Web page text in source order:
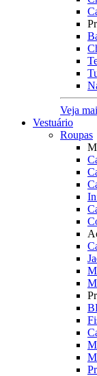
Veja
Vestuário
Roupas